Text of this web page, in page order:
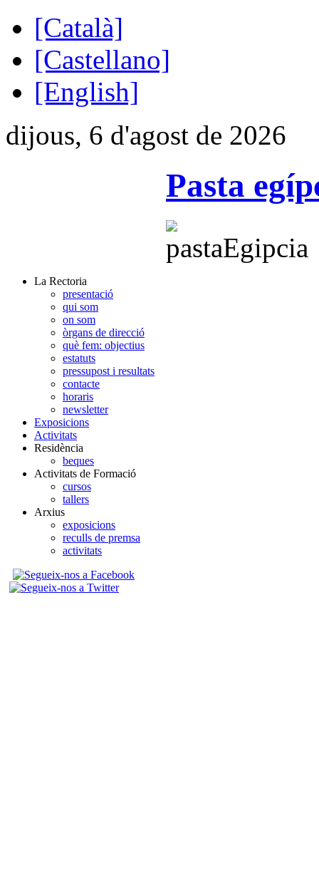
[Català]
[Castellano]
[English]
dijous, 6 d'agost de 2026
Pasta
La Rectoria
presentació
qui som
on som
òrgans de direcció
què fem: objectius
estatuts
pressupost i resultats
contacte
horaris
newsletter
Exposicions
Activitats
Residència
beques
Activitats de Formació
cursos
tallers
Arxius
exposicions
reculls de premsa
activitats